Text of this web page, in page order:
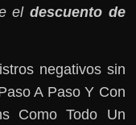
el descuento de
negativos sin
A Paso Y Con
Como Todo Un